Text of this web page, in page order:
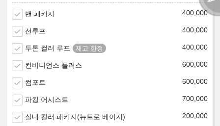
밴 패키지 400,000
선루프 400,000
투톤 컬러 루프 400,000
컨비니언스 플러스 600,000
컴포트 600,000
파킹 어시스트 700,000
실내 컬러 패키지(뉴트로 베이지) 200,000